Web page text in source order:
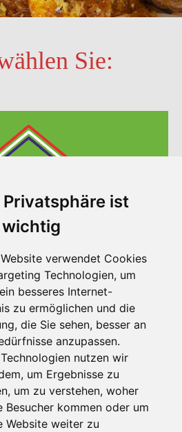
Privatsphäre ist
verwendet Cookies
Technologien, um
besseres Internet-
zu ermöglichen und die
die Sie sehen, besser an
anzupassen.
nutzen wir
um Ergebnisse zu
um zu verstehen, woher
Besucher kommen oder um
Website weiter zu
Sie:
Frankfurt